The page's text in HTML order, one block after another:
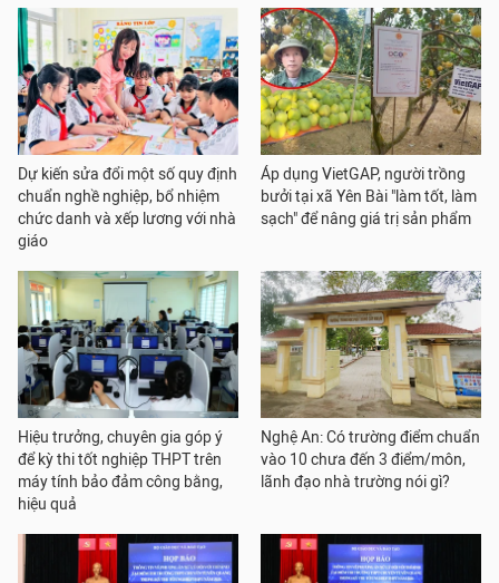
Dự kiến sửa đổi một số quy định
chuẩn nghề nghiệp, bổ nhiệm
chức danh và xếp lương với nhà
giáo
Áp dụng VietGAP, người trồng
bưởi tại xã Yên Bài "làm tốt, làm
sạch" để nâng giá trị sản phẩm
Hiệu trưởng, chuyên gia góp ý
để kỳ thi tốt nghiệp THPT trên
máy tính bảo đảm công bằng,
hiệu quả
Nghệ An: Có trường điểm chuẩn
vào 10 chưa đến 3 điểm/môn,
lãnh đạo nhà trường nói gì?